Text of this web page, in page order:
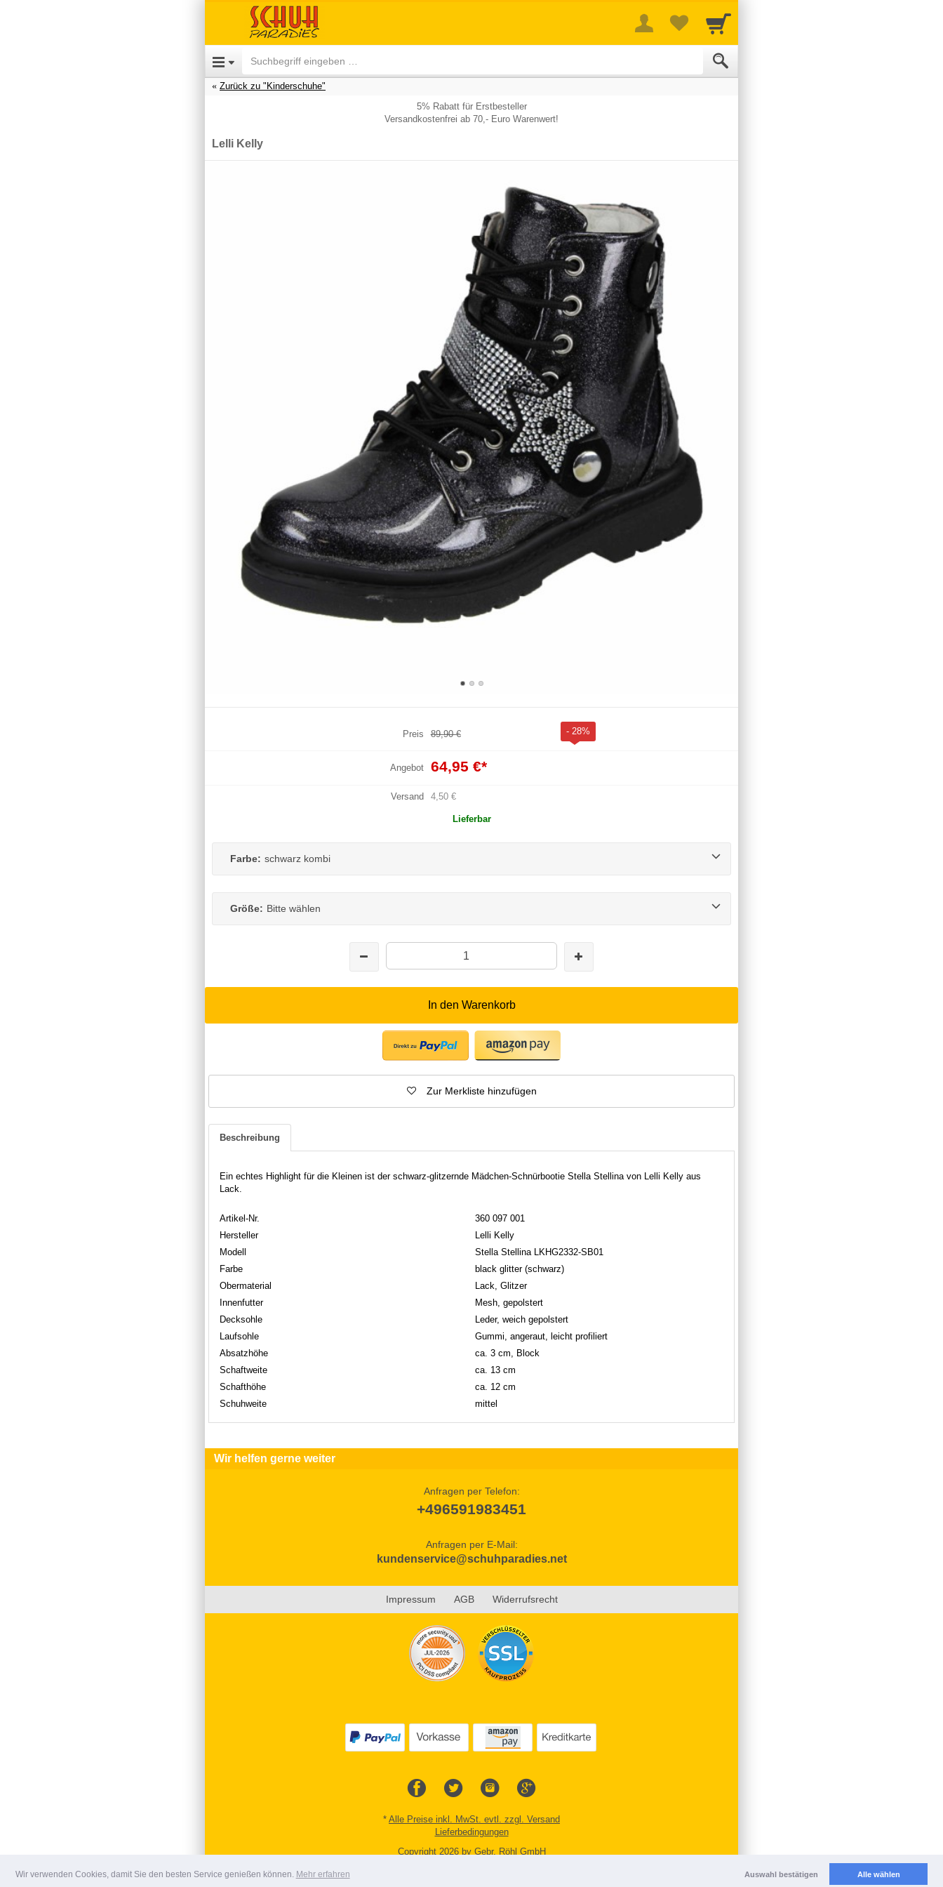
Wir verwenden Cookies, damit Sie den besten Service genießen können. Mehr erfahren Auswahl bestätigen Alle wählen
Zurück zu "Kinderschuhe"
5% Rabatt für Erstbesteller
Versandkostenfrei ab 70,- Euro Warenwert!
Lelli Kelly
Preis 89,90 € - 28%
Angebot 64,95 €*
Versand 4,50 €
Lieferbar
Farbe: schwarz kombi
Größe: Bitte wählen
In den Warenkorb
Zur Merkliste hinzufügen
Beschreibung
Ein echtes Highlight für die Kleinen ist der schwarz-glitzernde Mädchen-Schnürbootie Stella Stellina von Lelli Kelly aus
Lack.
Artikel-Nr.
360 097 001
Hersteller
Lelli Kelly
Modell
Stella Stellina LKHG2332-SB01
Farbe
black glitter (schwarz)
Obermaterial
Lack, Glitzer
Innenfutter
Mesh, gepolstert
Decksohle
Leder, weich gepolstert
Laufsohle
Gummi, angeraut, leicht profiliert
Absatzhöhe
ca. 3 cm, Block
Schaftweite
ca. 13 cm
Schafthöhe
ca. 12 cm
Schuhweite
mittel
Wir helfen gerne weiter
Anfragen per Telefon:
+496591983451
Anfragen per E-Mail:
kundenservice@schuhparadies.net
Impressum AGB Widerrufsrecht
* Alle Preise inkl. MwSt. evtl. zzgl. Versand
Lieferbedingungen
Copyright 2026 by Gebr. Röhl GmbH